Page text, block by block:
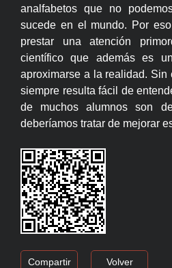
analfabetos que no
sucede en el mundo. Por
prestar una atención
científico que además es
aproximarse a la realidad. Sin
siempre resulta fácil de
de muchos alumnos son
deberíamos tratar de mejorar
Compartir Volver